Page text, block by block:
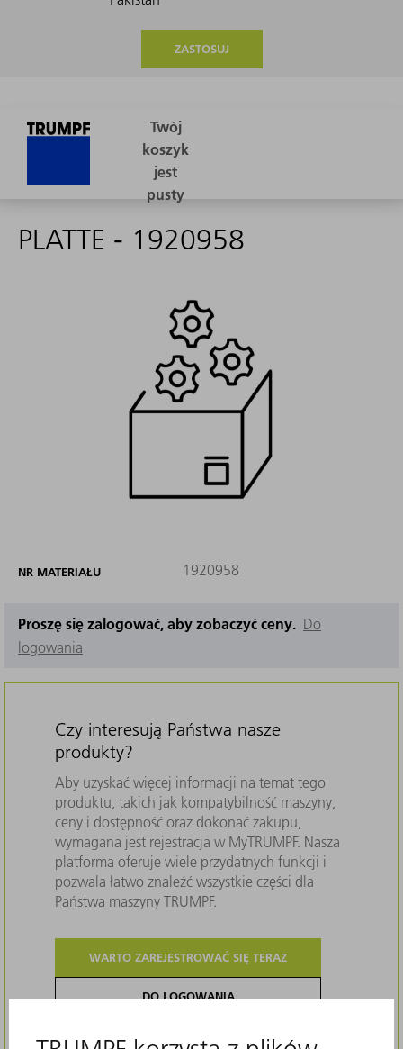
ZASTOSUJ
PLATTE - 1920958
NR MATERIAŁU 1920958
Proszę się zalogować, aby zobaczyć ceny. Do
logowania
Czy interesują Państwa nasze
produkty?
Aby uzyskać więcej informacji na temat tego
produktu, takich jak kompatybilność maszyny,
ceny i dostępność oraz dokonać zakupu,
wymagana jest rejestracja w MyTRUMPF. Nasza
platforma oferuje wiele przydatnych funkcji i
pozwala łatwo znaleźć wszystkie części dla
Państwa maszyny TRUMPF.
WARTO ZAREJESTROWAĆ SIĘ TERAZ
DO LOGOWANIA